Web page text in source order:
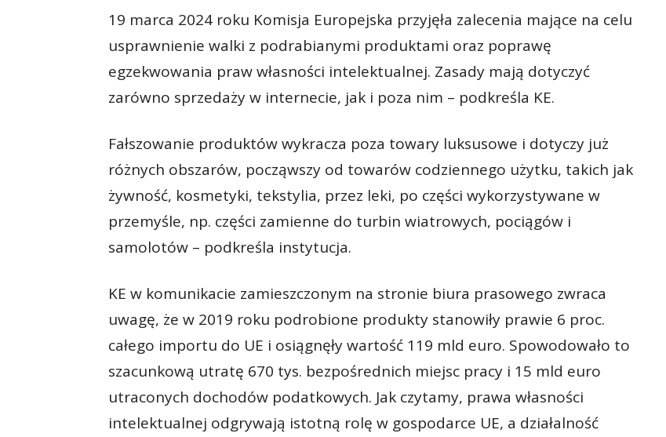
19 marca 2024 roku Komisja Europejska przyjęła zalecenia mające na celu
usprawnienie walki z podrabianymi produktami oraz poprawę
egzekwowania praw własności intelektualnej. Zasady mają dotyczyć
zarówno sprzedaży w internecie, jak i poza nim – podkreśla KE.
Fałszowanie produktów wykracza poza towary luksusowe i dotyczy już
różnych obszarów, począwszy od towarów codziennego użytku, takich jak
żywność, kosmetyki, tekstylia, przez leki, po części wykorzystywane w
przemyśle, np. części zamienne do turbin wiatrowych, pociągów i
samolotów – podkreśla instytucja.
KE w komunikacie zamieszczonym na stronie biura prasowego zwraca
uwagę, że w 2019 roku podrobione produkty stanowiły prawie 6 proc.
całego importu do UE i osiągnęły wartość 119 mld euro. Spowodowało to
szacunkową utratę 670 tys. bezpośrednich miejsc pracy i 15 mld euro
utraconych dochodów podatkowych. Jak czytamy, prawa własności
intelektualnej odgrywają istotną rolę w gospodarce UE, a działalność